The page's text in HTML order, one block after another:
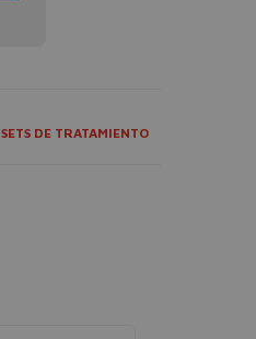
SETS DE TRATAMIENTO